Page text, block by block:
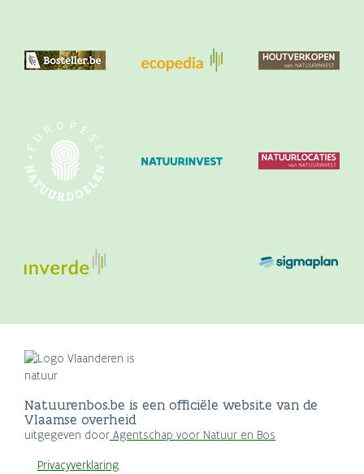
Natuurenbos.be is een officiële website van de
Vlaamse overheid
uitgegeven door Agentschap voor Natuur en Bos
Privacyverklaring